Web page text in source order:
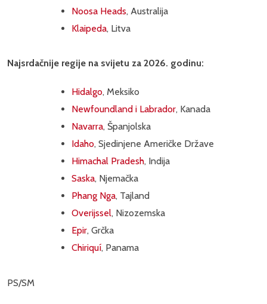
Noosa Heads, Australija
Klaipeda, Litva
Najsrdačnije regije na svijetu za 2026. godinu:
Hidalgo, Meksiko
Newfoundland i Labrador, Kanada
Navarra, Španjolska
Idaho, Sjedinjene Američke Države
Himachal Pradesh, Indija
Saska, Njemačka
Phang Nga, Tajland
Overijssel, Nizozemska
Epir, Grčka
Chiriquí, Panama
PS/SM